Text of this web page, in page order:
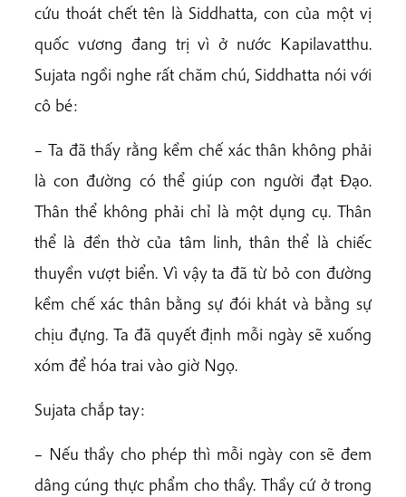
cứu thoát chết tên là Siddhatta, con của một vị
quốc vương đang trị vì ở nước Kapilavatthu.
Sujata ngồi nghe rất chăm chú, Siddhatta nói với
cô bé:
– Ta đã thấy rằng kềm chế xác thân không phải
là con đường có thể giúp con người đạt Đạo.
Thân thể không phải chỉ là một dụng cụ. Thân
thể là đền thờ của tâm linh, thân thể là chiếc
thuyền vượt biển. Vì vậy ta đã từ bỏ con đường
kềm chế xác thân bằng sự đói khát và bằng sự
chịu đựng. Ta đã quyết định mỗi ngày sẽ xuống
xóm để hóa trai vào giờ Ngọ.
Sujata chắp tay:
– Nếu thầy cho phép thì mỗi ngày con sẽ đem
dâng cúng thực phẩm cho thầy. Thầy cứ ở trong